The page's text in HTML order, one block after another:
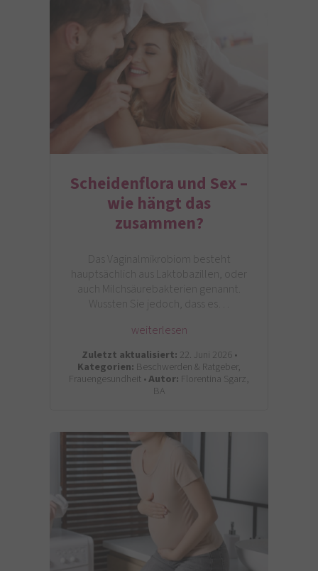
Scheidenflora und Sex –
wie hängt das
zusammen?
Das Vaginalmikrobiom besteht
hauptsächlich aus Laktobazillen, oder
auch Milchsäurebakterien genannt.
Wussten Sie jedoch, dass es…
weiterlesen
Zuletzt aktualisiert: 22. Juni 2026 •
Kategorien: Beschwerden & Ratgeber,
Frauengesundheit •Autor: Florentina Sgarz,
BA